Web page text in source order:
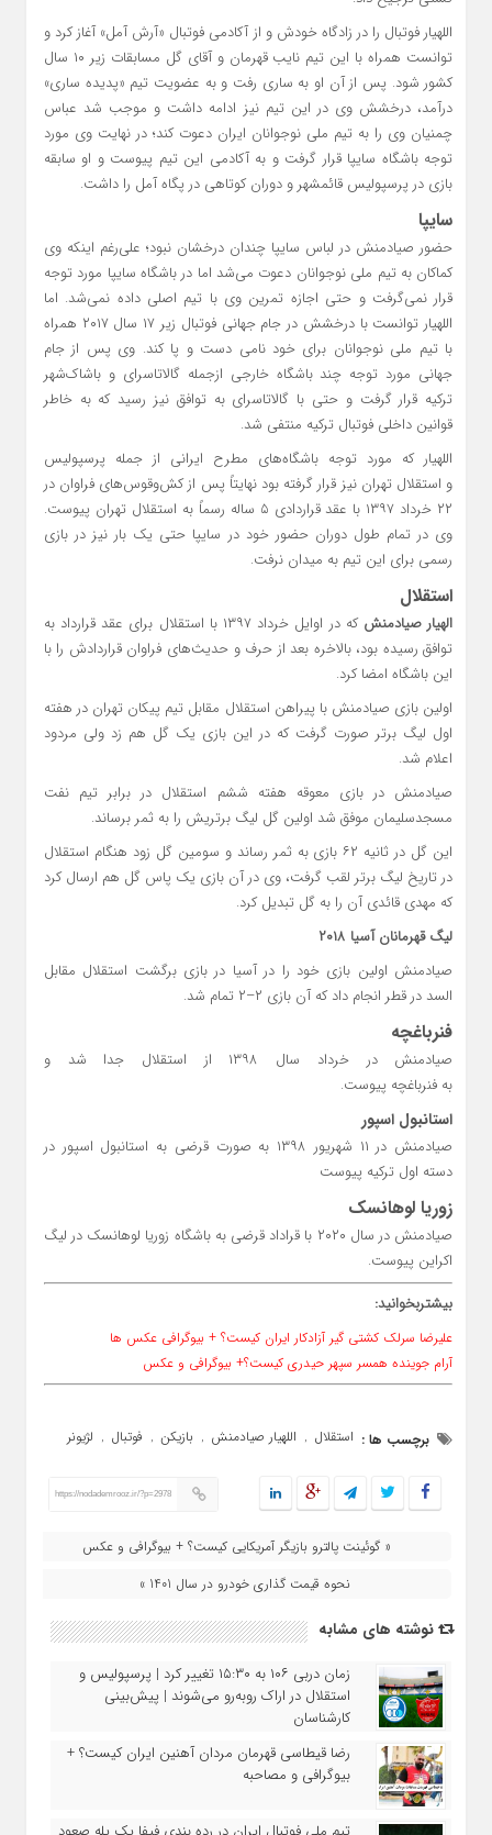
اللهیار فوتبال را در زادگاه خودش و از آکادمی فوتبال «آرش آمل» آغاز کرد و
توانست همراه با این تیم نایب قهرمان و آقای گل مسابقات زیر ۱۰ سال
کشور شود. پس از آن او به ساری رفت و به عضویت تیم «پدیده ساری»
درآمد، درخشش وی در این تیم نیز ادامه داشت و موجب شد عباس
چمنیان وی را به تیم ملی نوجوانان ایران دعوت کند؛ در نهایت وی مورد
توجه باشگاه سایپا قرار گرفت و به آکادمی این تیم پیوست و او سابقه
بازی در پرسپولیس قائمشهر و دوران کوتاهی در پگاه آمل را داشت.
سایپا
حضور صیادمنش در لباس سایپا چندان درخشان نبود؛ علی‌رغم اینکه وی
کماکان به تیم ملی نوجوانان دعوت می‌شد اما در باشگاه سایپا مورد توجه
قرار نمی‌گرفت و حتی اجازه تمرین وی با تیم اصلی داده نمی‌شد. اما
اللهیار توانست با درخشش در جام جهانی فوتبال زیر ۱۷ سال ۲۰۱۷ همراه
با تیم ملی نوجوانان برای خود نامی دست و پا کند. وی پس از جام
جهانی مورد توجه چند باشگاه خارجی ازجمله گالاتاسرای و باشاک‌شهر
ترکیه قرار گرفت و حتی با گالاتاسرای به توافق نیز رسید که به خاطر
قوانین داخلی فوتبال ترکیه منتفی شد.
اللهیار که مورد توجه باشگاه‌های مطرح ایرانی از جمله پرسپولیس
و استقلال تهران نیز قرار گرفته بود نهایتاً پس از کش‌وقوس‌های فراوان در
۲۲ خرداد ۱۳۹۷ با عقد قراردادی ۵ ساله رسماً به استقلال تهران پیوست.
وی در تمام طول دوران حضور خود در سایپا حتی یک بار نیز در بازی
رسمی برای این تیم به میدان نرفت.
استقلال
الهیار صیادمنش
که در اوایل خرداد ۱۳۹۷ با استقلال برای عقد قرارداد به
توافق رسیده بود، بالاخره بعد از حرف و حدیث‌های فراوان قراردادش را با
این باشگاه امضا کرد.
اولین بازی صیادمنش با پیراهن استقلال مقابل تیم پیکان تهران در هفته
اول لیگ برتر صورت گرفت که در این بازی یک گل هم زد ولی مردود
اعلام شد.
صیادمنش در بازی معوقه هفته ششم استقلال در برابر تیم نفت
مسجدسلیمان موفق شد اولین گل لیگ برتریش را به ثمر برساند.
این گل در ثانیه ۶۲ بازی به ثمر رساند و سومین گل زود هنگام استقلال
در تاریخ لیگ برتر لقب گرفت، وی در آن بازی یک پاس گل هم ارسال کرد
که مهدی قائدی آن را به گل تبدیل کرد.
لیگ قهرمانان آسیا ۲۰۱۸
صیادمنش اولین بازی خود را در آسیا در بازی برگشت استقلال مقابل
السد در قطر انجام داد که آن بازی ۲–۲ تمام شد.
فنرباغچه
صیادمنش در خرداد سال ۱۳۹۸ از استقلال جدا شد و
به فنرباغچه پیوست.
استانبول اسپور
صیادمنش در ۱۱ شهریور ۱۳۹۸ به صورت قرضی به استانبول اسپور در
دسته اول ترکیه پیوست
زوریا لوهانسک
صیادمنش در سال ۲۰۲۰ با قراداد قرضی به باشگاه زوریا لوهانسک در لیگ
اکراین پیوست.
بیشتربخوانید:
علیرضا سرلک کشتی گیر آزادکار ایران کیست؟ + بیوگرافی عکس ها
آرام جوینده همسر سپهر حیدری کیست؟+ بیوگرافی و عکس
برچسب ها : استقلال , اللهیار صیادمنش , بازیکن , فوتبال , لژیونر
https://nodademrooz.ir/?p=2978
« گوئینت پالترو بازیگر آمریکایی کیست؟ + بیوگرافی و عکس
نحوه قیمت گذاری خودرو در سال 1401 »
نوشته های مشابه
زمان دربی ۱۰۶ به ۱۵:۳۰ تغییر کرد | پرسپولیس و
استقلال در اراک روبه‌رو می‌شوند | پیش‌بینی
کارشناسان
رضا قیطاسی قهرمان مردان آهنین ایران کیست؟ +
بیوگرافی و مصاحبه